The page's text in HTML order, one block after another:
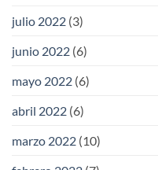
julio 2022 (3)
junio 2022 (6)
mayo 2022 (6)
abril 2022 (6)
marzo 2022 (10)